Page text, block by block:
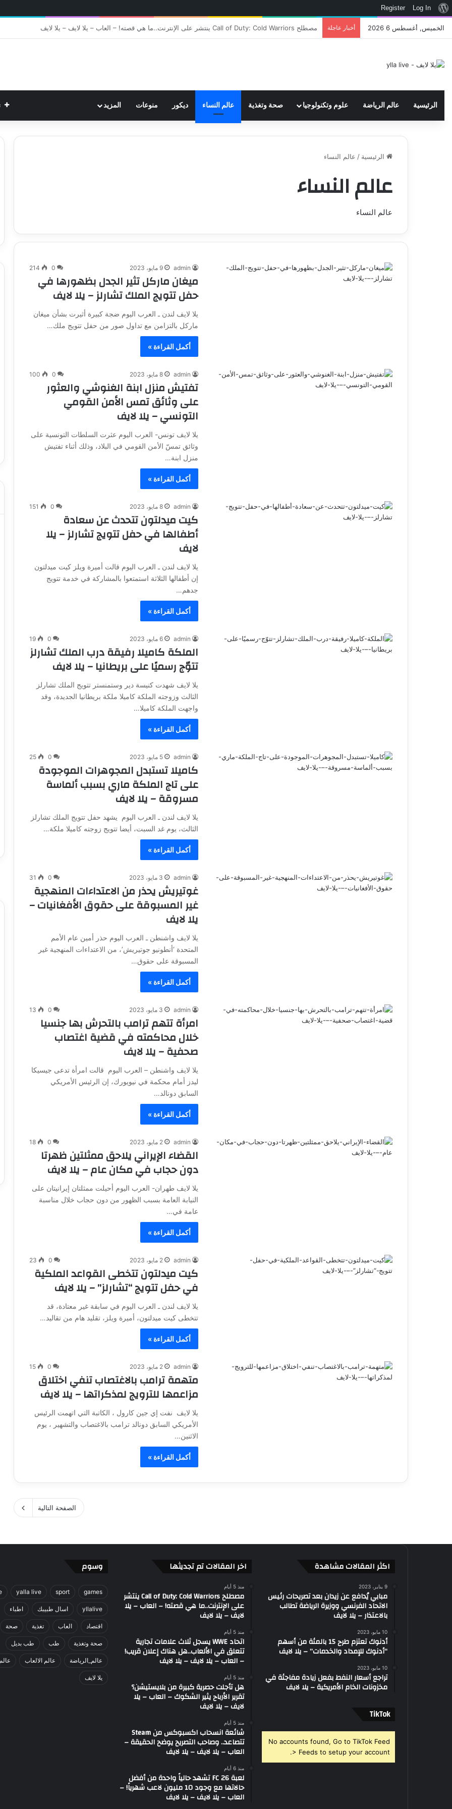
نبذة
ووردبريس
Log In
Register
الخميس, أغسطس 6 2026 أخبار عاجلة اتحاد WWE يسجل ثلاث علامات تجارية تتعلق في الألعاب..هل هناك إعلان قريب! – العاب – يلا لايف – يلا لايف
الرئيسية عالم الرياضة علوم وتكنولوجيا صحة وتغذية عالم النساء ديكور منوعات المزيد
الرئيسية / عالم النساء
عالم النساء
عالم النساء
admin 9 مايو، 2023 0
214
ميغان ماركل تثير الجدل بظهورها في
حفل تتويج الملك تشارلز – يلا لايف
يلا لايف لندن ـ العرب اليوم ضجة كبيرة أثيرت بشأن ميغان
ماركل بالتزامن مع تداول صور من حفل تتويج ملك…
أكمل القراءة »
admin 8 مايو، 2023 0
100
تفتيش منزل ابنة الغنوشي والعثور
على وثائق تمس الأمن القومي
التونسي – يلا لايف
يلا لايف تونس- العرب اليوم عثرت السلطات التونسية على
وثائق تمسّ الأمن القومي في البلاد، وذلك أثناء تفتيش
منزل ابنة…
أكمل القراءة »
admin 8 مايو، 2023 0
151
كيت ميدلتون تتحدث عن سعادة
أطفالها في حفل تتويج تشارلز – يلا
لايف
يلا لايف لندن ـ العرب اليوم قالت أميرة ويلز كيت ميدلتون
إن أطفالها الثلاثة استمتعوا بالمشاركة في خدمة تتويج
جدهم…
أكمل القراءة »
admin 6 مايو، 2023 0
19
الملكة كاميلا رفيقة درب الملك تشارلز
تتوّج رسميًا على بريطانيا – يلا لايف
يلا لايف شهدت كنيسة دير وستمنستر تتويج الملك تشارلز
الثالث وزوجته الملكة كاميلا ملكة بريطانيا الجديدة، وقد
واجهت الملكة كاميلا…
أكمل القراءة »
admin 5 مايو، 2023 0
25
كاميلا تستبدل المجوهرات الموجودة
على تاج الملكة ماري بسبب ألماسة
مسروقة – يلا لايف
يلا لايف لندن ـ العرب اليوم يشهد حفل تتويج الملك تشارلز
الثالث، يوم غد السبت، أيضا تتويج زوجته كاميلا ملكة…
أكمل القراءة »
admin 3 مايو، 2023 0
31
غوتيريش يحذر من الاعتداءات المنهجية
غير المسبوقة على حقوق الأفغانيات –
يلا لايف
يلا لايف واشنطن ـ العرب اليوم حذر أمين عام الأمم
المتحدة ‘أنطونيو جوتيريش’، من الاعتداءات المنهجية غير
المسبوقة على حقوق…
أكمل القراءة »
admin 3 مايو، 2023 0
13
امرأة تتهم ترامب بالتحرش بها جنسيا
خلال محاكمته في قضية اغتصاب
صحفية – يلا لايف
يلا لايف واشنطن – العرب اليوم قالت امرأة تدعى جيسيكا
ليدز أمام محكمة في نيويورك، إن الرئيس الأمريكي
السابق دونالد…
أكمل القراءة »
admin 2 مايو، 2023 0
18
القضاء الإيراني يلاحق ممثلتين ظهرتا
دون حجاب في مكان عام – يلا لايف
يلا لايف طهران- العرب اليوم أحيلت ممثلتان إيرانيتان على
النيابة العامة بسبب الظهور من دون حجاب خلال مناسبة
عامة في…
أكمل القراءة »
admin 2 مايو، 2023 0
23
كيت ميدلتون تتخطى القواعد الملكية
في حفل تتويج “تشارلز” – يلا لايف
يلا لايف لندن ـ العرب اليوم في سابقة غير معتادة، قد
تتخطى كيت ميدلتون، أميرة ويلز، تقليد هام من تقاليد…
أكمل القراءة »
admin 2 مايو، 2023 0
15
متهمة ترامب بالاغتصاب تنفي اختلاق
مزاعمها للترويج لمذكراتها – يلا لايف
يلا لايف نفت إي جين كارول ، الكاتبة التي اتهمت الرئيس
الأمريكي السابق دونالد ترامب بالاغتصاب والتشهير ، يوم
الاثنين…
أكمل القراءة »
الصفحة التالية
اكثر المقالات مشاهدة
9 يناير، 2023
مبابي يُدافع عن زيدان بعد تصريحات رئيس
الاتحاد الفرنسي ووزيرة الرياضة تطالب
بالاعتذار – يلا لايف
10 مايو، 2023
أدنوك تعتزم طرح 15 بالمئة من أسهم
“أدنوك للإمداد والخدمات” – يلا لايف
10 مايو، 2023
تراجع أسعار النفط بفعل زيادة مفاجئة في
مخزونات الخام الأمريكية – يلا لايف
‫TikTok
No accounts found, Go to TikTok Feed
> Feeds to setup your account.
اخر المقالات تم تجديثها
منذ 5 أيام
مصطلح Call of Duty: Cold Warriors ينتشر
على الإنترنت..ما هي قصته! – العاب – يلا
لايف – يلا لايف
منذ 5 أيام
اتحاد WWE يسجل ثلاث علامات تجارية
تتعلق في الألعاب..هل هناك إعلان قريب!
– العاب – يلا لايف – يلا لايف
منذ 5 أيام
هل تأجلت حصرية كبيرة من بلايستيشن؟
تقرير الأرباح يثير الشكوك – العاب – يلا
لايف – يلا لايف
منذ 5 أيام
شائعة انسحاب اكسبوكس من Steam
تتصاعد.. وصاحب التصريح يوضح الحقيقة –
العاب – يلا لايف – يلا لايف
منذ 6 أيام
لعبة FC 26 تشهد حالياً واحدة من أفضل
حالاتها مع وجود 10 مليون لاعب شهرياً! –
العاب – يلا لايف – يلا لايف
وسوم
games
sport
yalla live
yllalive اسال طبيبك اطباء
اقتصاد العاب تغذية صحة
صحة وتغذية طب طب بديل
عالم_الرياضة عالم الالعاب
يلا لايف